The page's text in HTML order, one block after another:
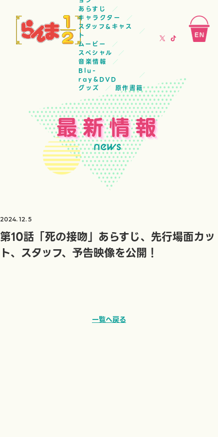
あらすじ
キャラクター
スタッフ&キャス
ト
ムービー
スペシャル
音楽情報
Blu-
ray&DVD
グッズ
原作書籍
最新情報
news
2024. 12. 5
第10話「死の接吻」あらすじ、先行場面カッ
ト、スタッフ、予告映像を公開！
一覧へ戻る